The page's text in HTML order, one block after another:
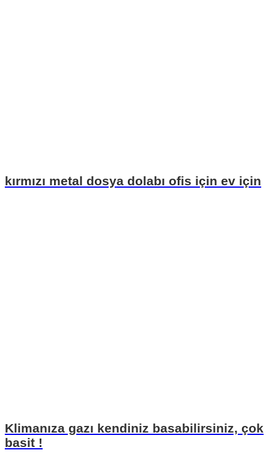
kırmızı metal dosya dolabı ofis için ev için
Klimanıza gazı kendiniz basabilirsiniz, çok
basit !